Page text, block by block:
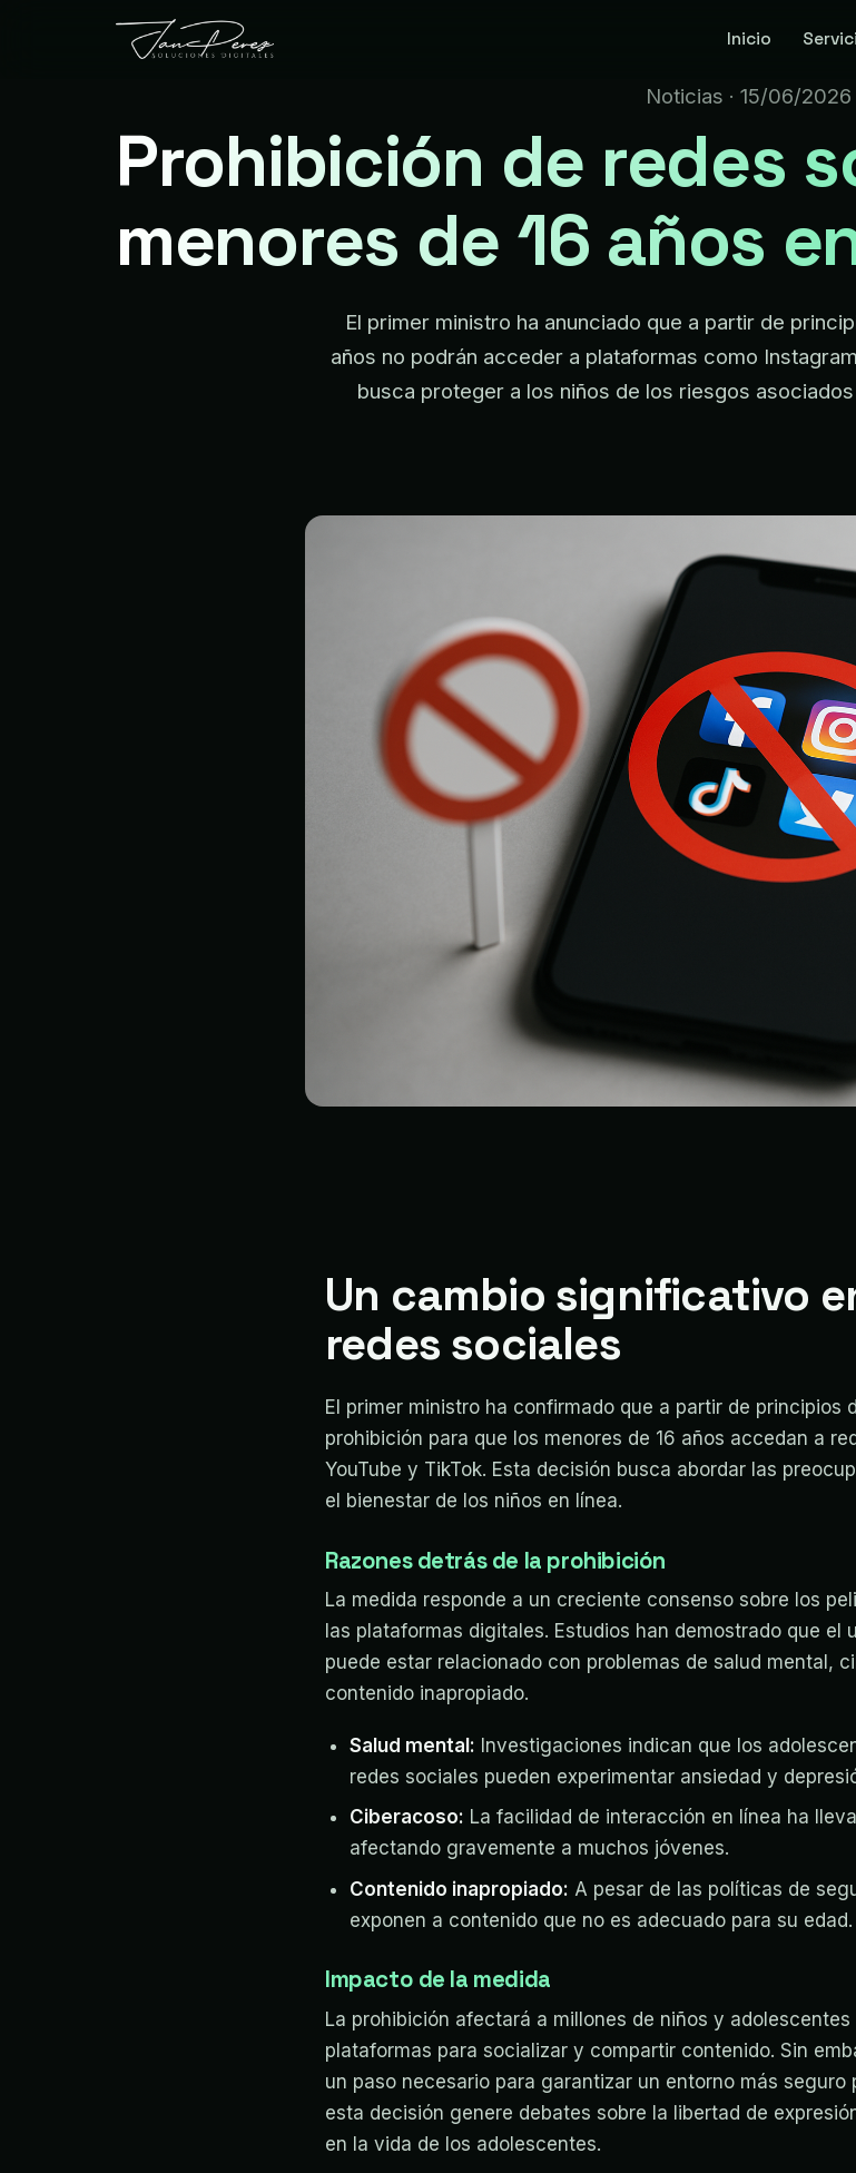
Inicio
Noticias · 15/06/2026
Prohibición de redes
menores de 16 años
El primer ministro ha anunciado que a partir de
años no podrán acceder a plataformas como
busca proteger a los niños de los riesgos
Un cambio significativo
redes sociales
El primer ministro ha confirmado que a partir de principios
prohibición para que los menores de 16 años accedan a
YouTube y TikTok. Esta decisión busca abordar las
el bienestar de los niños en línea.
Razones detrás de la prohibición
La medida responde a un creciente consenso sobre los
las plataformas digitales. Estudios han demostrado que el
puede estar relacionado con problemas de salud mental,
contenido inapropiado.
Salud mental: Investigaciones indican que los
redes sociales pueden experimentar ansiedad y
Ciberacoso: La facilidad de interacción en línea ha
afectando gravemente a muchos jóvenes.
Contenido inapropiado: A pesar de las políticas de
exponen a contenido que no es adecuado para su edad.
Impacto de la medida
La prohibición afectará a millones de niños y
plataformas para socializar y compartir contenido. Sin
un paso necesario para garantizar un entorno más seguro
esta decisión genere debates sobre la libertad de
en la vida de los adolescentes.